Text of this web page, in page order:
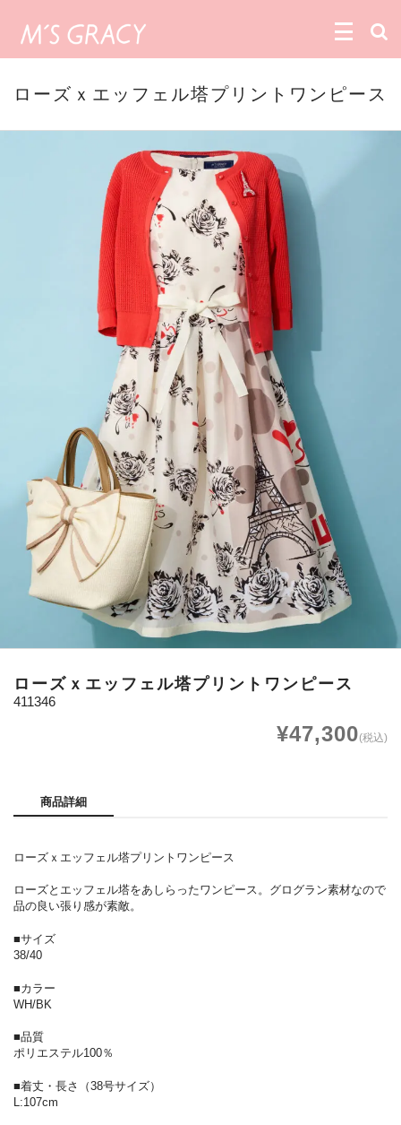
ローズｘエッフェル塔プリントワンピース
ローズｘエッフェル塔プリントワンピース
411346
¥47,300(税込)
商品詳細
ローズｘエッフェル塔プリントワンピース
ローズとエッフェル塔をあしらったワンピース。グログラン素材なので
品の良い張り感が素敵。
■サイズ
38/40
■カラー
WH/BK
■品質
ポリエステル100％
■着丈・長さ（38号サイズ）
L:107cm